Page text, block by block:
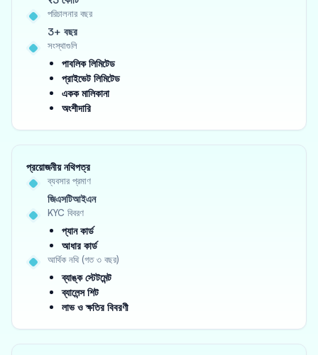
পরিচালনার বছর
3+ বছর
সংস্থাগুলি
পাবলিক লিমিটেড
প্রাইভেট লিমিটেড
একক মালিকানা
অংশীদারি
প্রয়োজনীয় নথিপত্র
ব্যবসার প্রমাণ
জিএসটিআইএন
KYC বিবরণ
প্যান কার্ড
আধার কার্ড
আর্থিক নথি (গত ৩ বছর)
ব্যাঙ্ক স্টেটমেন্ট
ব্যালেন্স শিট
লাভ ও ক্ষতির বিবরণী